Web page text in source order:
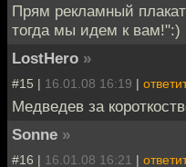
Прям рекламный
тогда мы идем к вам!":)
LostHero »
#15 | 16.01.08 16:19 |
Медведев за
Sonne »
#16 | 16.01.08 16:21 |